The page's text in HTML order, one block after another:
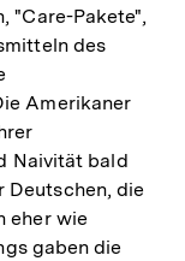
"Care-Pakete",
des
Amerikaner
Naivität bald
Deutschen, die
eher wie
gaben die